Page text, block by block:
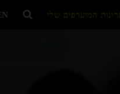
המועדפים שלי